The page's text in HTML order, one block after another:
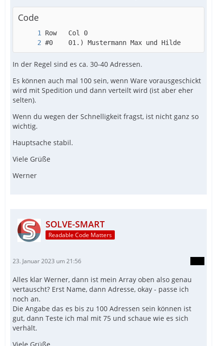
Code
#0    01.) Mustermann Max und Hilde
In der Regel sind es ca. 30-40 Adressen.
Es können auch mal 100 sein, wenn Ware vorausgeschickt
wird mit Spedition und dann verteilt wird (ist aber eher
selten).
Wenn du wegen der Schnelligkeit fragst, ist nicht ganz so
wichtig.
Hauptsache stabil.
Viele Grüße
Werner
SOLVE-SMART
Readable Code Matters
23. Januar 2023 um 21:56
Alles klar Werner, dann ist mein Array oben also genau
vertauscht? Erst Name, dann Adresse, okay - passe ich
noch an.
Die Angabe das es bis zu 100 Adressen sein können ist
gut, dann Teste ich mal mit 75 und schaue wie es sich
verhält.
Viele Grüße